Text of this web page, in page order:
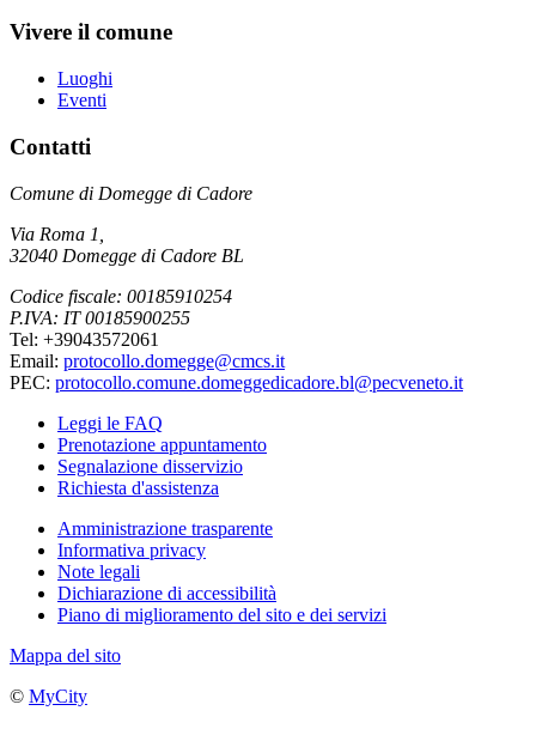
Vivere il comune
Luoghi
Eventi
Contatti
Comune di Domegge di Cadore
Via Roma 1,
32040 Domegge di Cadore BL
Codice fiscale: 00185910254
P.IVA: IT 00185900255
Tel: +39043572061
Email: protocollo.domegge@cmcs.it
PEC: protocollo.comune.domeggedicadore.bl@pecveneto.it
Leggi le FAQ
Prenotazione appuntamento
Segnalazione disservizio
Richiesta d'assistenza
Amministrazione trasparente
Informativa privacy
Note legali
Dichiarazione di accessibilità
Piano di miglioramento del sito e dei servizi
Mappa del sito
© MyCity